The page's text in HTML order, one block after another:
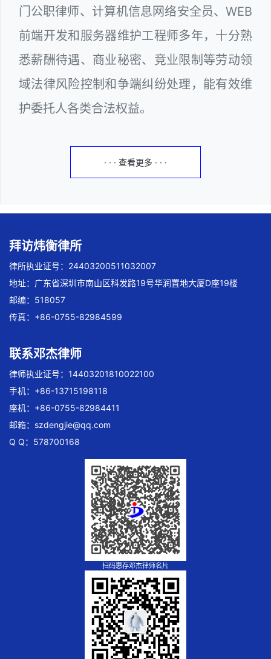
门公职律师、计算机信息网络安全员、WEB
前端开发和服务器维护工程师多年，十分熟
悉薪酬待遇、商业秘密、竞业限制等劳动领
域法律风险控制和争端纠纷处理，能有效维
护委托人各类合法权益。
· · · 查看更多 · · ·
拜访炜衡律所
律所执业证号：24403200511032007
地址：广东省深圳市南山区科发路19号华润置地大厦D座19楼
邮编：518057
传真：+86-0755-82984599
联系邓杰律师
律师执业证号：14403201810022100
手机：+86-13715198118
座机：+86-0755-82984411
邮箱： szdengjie@qq.com
Q Q：578700168
扫码惠存邓杰律师名片